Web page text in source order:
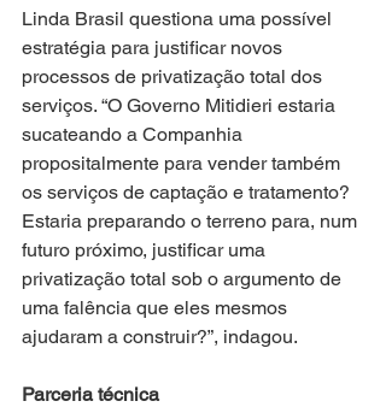
Linda Brasil questiona uma possível
estratégia para justificar novos
processos de privatização total dos
serviços. “O Governo Mitidieri estaria
sucateando a Companhia
propositalmente para vender também
os serviços de captação e tratamento?
Estaria preparando o terreno para, num
futuro próximo, justificar uma
privatização total sob o argumento de
uma falência que eles mesmos
ajudaram a construir?”, indagou.
Parceria técnica